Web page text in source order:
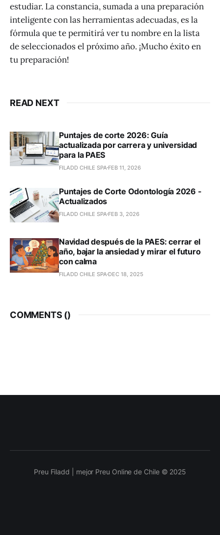
estudiar. La constancia, sumada a una preparación
inteligente con las herramientas adecuadas, es la
fórmula que te permitirá ver tu nombre en la lista
de seleccionados el próximo año. ¡Mucho éxito en
tu preparación!
READ NEXT
Puntajes de corte 2026: Guía
actualizada por carrera y universidad
para la PAES
FILADD CHILE SPA FEB 11, 2026
Puntajes de Corte Odontología 2026 -
Actualizados
FILADD CHILE SPA FEB 3, 2026
Navidad después de la PAES: cerrar el
año, bajar la ansiedad y mirar el futuro
con calma
FILADD CHILE SPA DEC 18, 2025
COMMENTS ()
Preu Filadd | mejor Preu Online de Chile © 2025